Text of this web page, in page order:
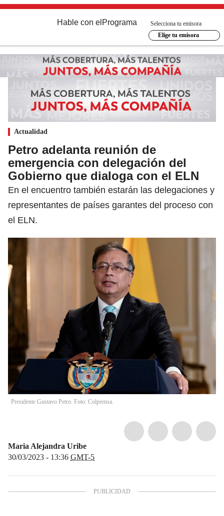
Hable con el Programa
Selecciona tu emisora
Elige tu emisora
Actualidad
Petro adelanta reunión de
emergencia con delegación del
Gobierno que dialoga con el ELN
En el encuentro también estarán las delegaciones y
representantes de países garantes del proceso con
el ELN.
Presidente Gustavo Petro. Foto: Colprensa.
Maria Alejandra Uribe
30/03/2023 - 13:36 GMT-5